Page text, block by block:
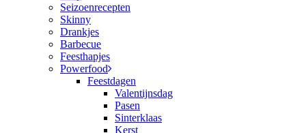
Seizoenrecepten
Skinny
Drankjes
Barbecue
Feesthapjes
Powerfood
Feestdagen
Valentijnsdag
Pasen
Sinterklaas
Kerst